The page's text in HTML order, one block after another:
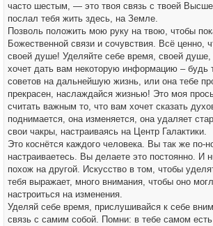
часто шестым, — это твоя связь с твоей
послал тебя жить здесь, на Земле.
Позволь положить мою руку на твою, чтобы
Божественной связи и сочувствия. Всё ценно,
своей душе! Уделяйте себе время, своей душе,
хочет дать вам некоторую информацию – будь
советов на дальнейшую жизнь, или она тебе
прекрасен, наслаждайся жизнью! Это моя
считать важным то, что вам хочет сказать
поднимается, она изменяется, она удаляет
свои чакры, настраиваясь на Центр Галактики.
Это коснётся каждого человека. Вы так же по-
настраиваетесь. Вы делаете это постоянно. И
похож на другой. Искусство в том, чтобы
тебя выражает, много внимания, чтобы оно
настроиться на изменения.
Уделяй себе время, прислушивайся к себе
связь с самим собой. Помни: в тебе самом